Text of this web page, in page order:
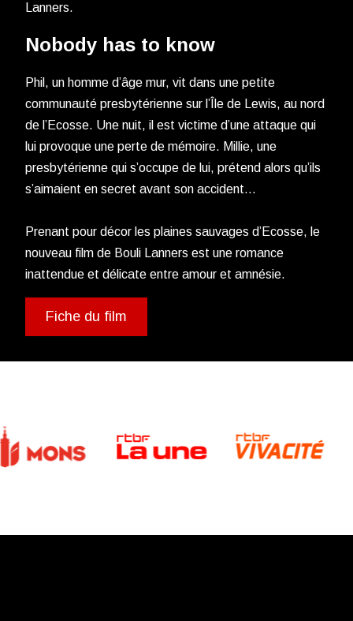
Lanners.
Nobody has to know
Phil, un homme d’âge mur, vit dans une petite
communauté presbytérienne sur l’Île de Lewis, au nord
de l’Ecosse. Une nuit, il est victime d’une attaque qui
lui provoque une perte de mémoire. Millie, une
presbytérienne qui s’occupe de lui, prétend alors qu’ils
s’aimaient en secret avant son accident…
Prenant pour décor les plaines sauvages d’Ecosse, le
nouveau film de Bouli Lanners est une romance
inattendue et délicate entre amour et amnésie.
Fiche du film